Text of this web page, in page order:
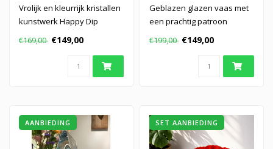
Vrolijk en kleurrijk kristallen
kunstwerk Happy Dip
Green, ontworpen door Kjell
€169,00 €149,00
Geblazen glazen vaas met
een prachtig patroon
€199,00 €149,00
AANBIEDING SET AANBIEDING